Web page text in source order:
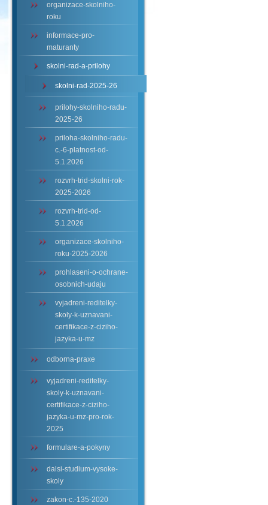
organizace-skolniho-
roku
informace-pro-
maturanty
skolni-rad-a-prilohy
skolni-rad-2025-26
prilohy-skolniho-radu-
2025-26
priloha-skolniho-radu-
c.-6-platnost-od-
5.1.2026
rozvrh-trid-skolni-rok-
2025-2026
rozvrh-trid-od-
5.1.2026
organizace-skolniho-
roku-2025-2026
prohlaseni-o-ochrane-
osobnich-udaju
vyjadreni-reditelky-
skoly-k-uznavani-
certifikace-z-ciziho-
jazyka-u-mz
odborna-praxe
vyjadreni-reditelky-
skoly-k-uznavani-
certifikace-z-ciziho-
jazyka-u-mz-pro-rok-
2025
formulare-a-pokyny
dalsi-studium-vysoke-
skoly
zakon-c.-135-2020